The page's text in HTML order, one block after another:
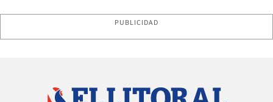
PUBLICIDAD